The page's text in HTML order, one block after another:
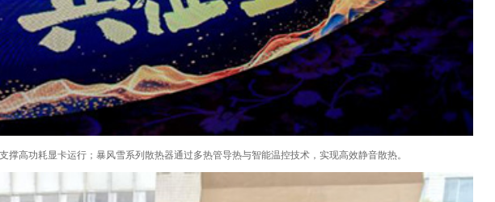
高功耗显卡运行；暴风雪系列散热器通过多热管导热与智能温控技术，实现高效静音散热。